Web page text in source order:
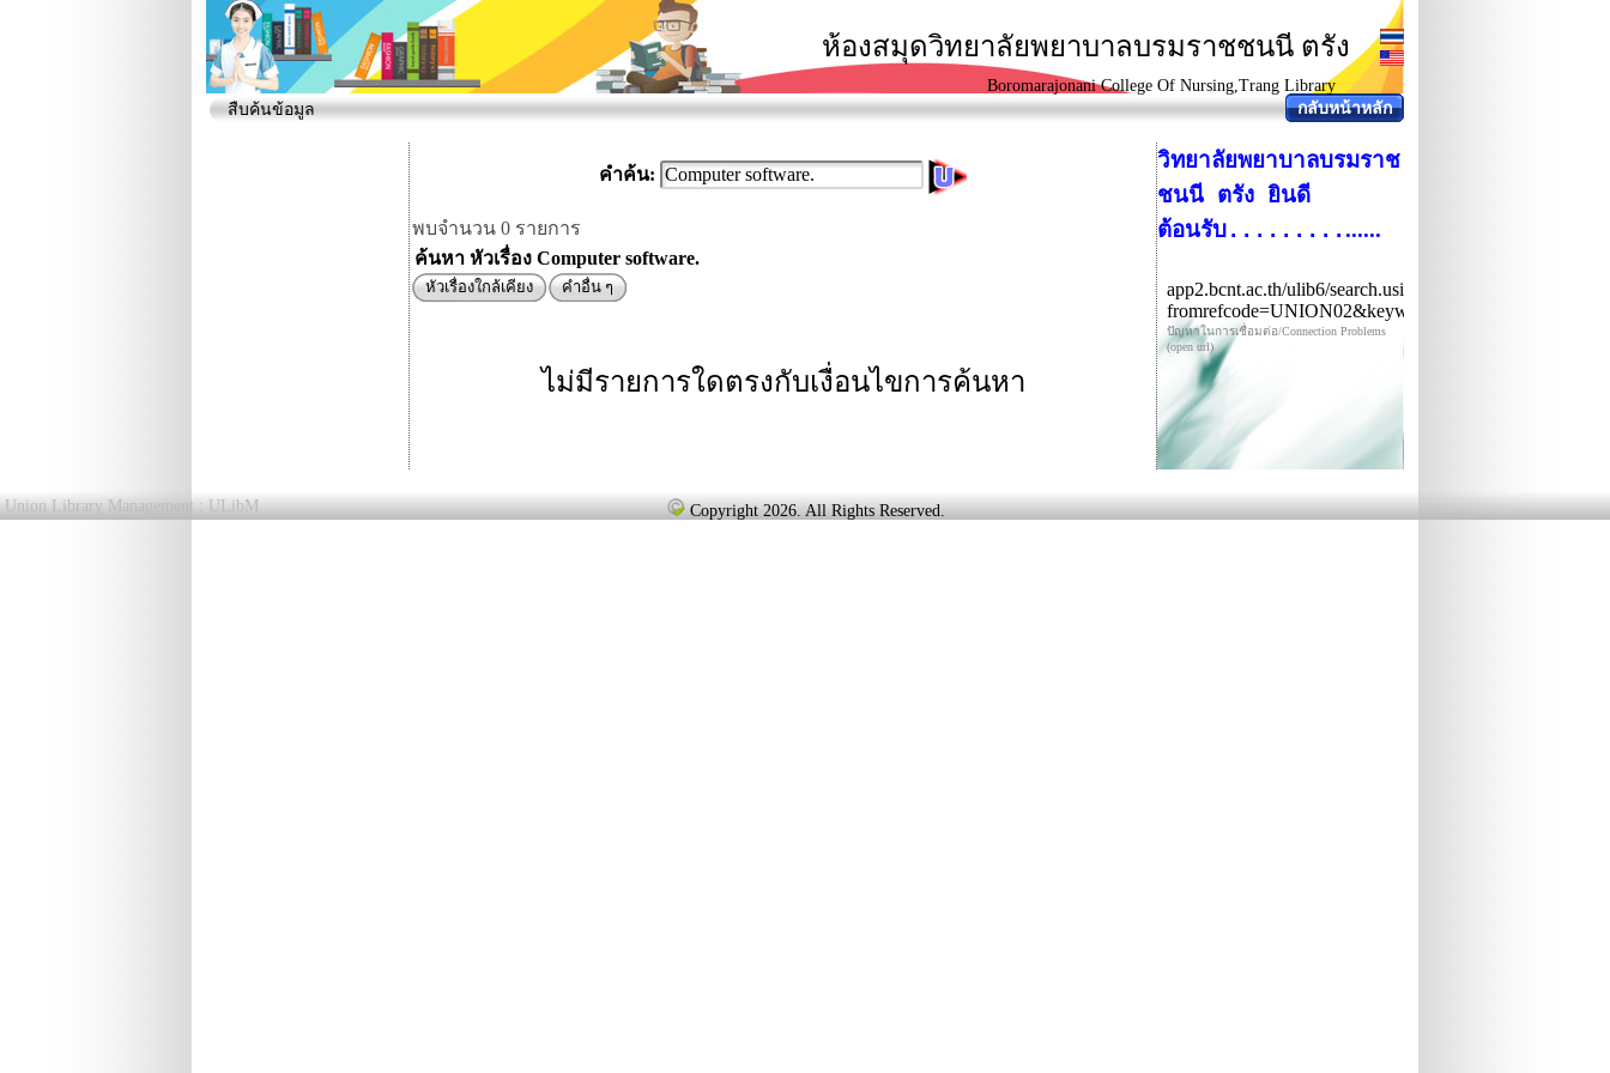
ห้องสมุดวิทยาลัยพยาบาลบรมราชชนนี ตรัง
Boromarajonani College Of Nursing,Trang Library
สืบค้นข้อมูล
กลับหน้าหลัก
คำค้น:
พบจำนวน 0 รายการ
ค้นหา หัวเรื่อง Computer software.
หัวเรื่องใกล้เคียง คำอื่น ๆ
ไม่มีรายการใดตรงกับเงื่อนไขการค้นหา
วิทยาลัยพยาบาลบรมราช
ชนนี ตรัง ยินดี
ต้อนรับ...............
Union Library Management : ULibM Copyright 2026. All Rights Reserved.